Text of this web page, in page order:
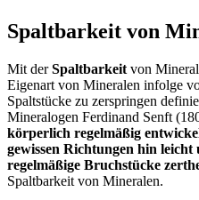
Spaltbarkeit von
Mit derSpaltbarkeit von
Eigenart von Mineralen infolge
Spaltstücke zu zerspringen
Mineralogen Ferdinand Senft
körperlich regelmäßig
gewissen Richtungen hin leicht
regelmäßige Bruchstücke
Spaltbarkeit von Mineralen.